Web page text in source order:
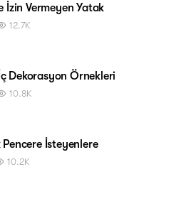
İzin Vermeyen Yatak
12.7K
Dekorasyon Örnekleri
10.8K
Pencere İsteyenlere
10.2K